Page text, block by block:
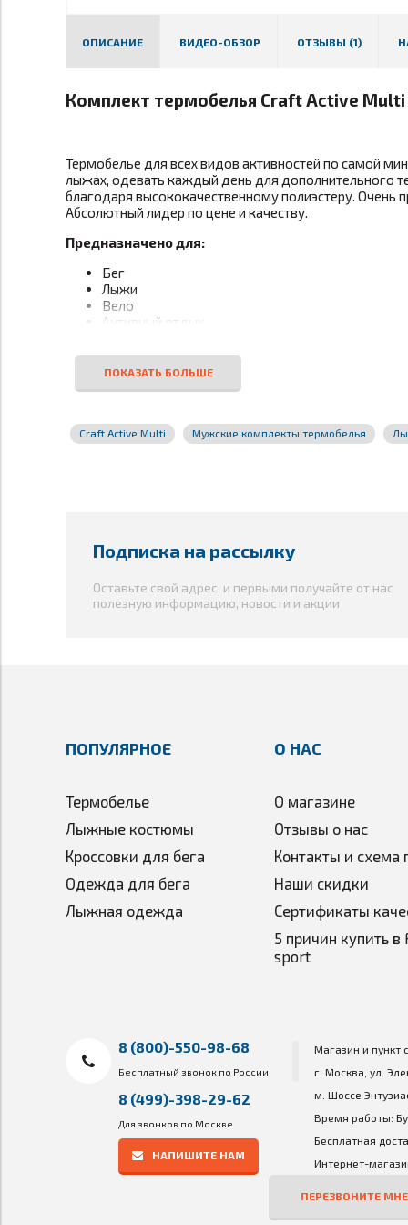
ОПИСАНИЕ ВИДЕО-ОБЗОР ОТЗЫВЫ (1)
Комплект термобелья Craft Active
Термобелье для всех видов активностей по самой
лыжах, одевать каждый день для дополнительного
благодаря высококачественному полиэстеру. Очень
Абсолютный лидер по цене и качеству.
Предназначено для:
Бег
Лыжи
Вело
Активный отдых
Игровые виды спорта
Craft Active Multi Мужские комплекты термобелья
Подписка на рассылку
Оставьте свой адрес, и первыми получайте от нас
полезную информацию, новости и акции
ПОПУЛЯРНОЕ
Термобелье
Лыжные костюмы
Кроссовки для бега
Одежда для бега
Лыжная одежда
О НАС
О магазине
Отзывы о нас
Контакты и схема
Наши скидки
Сертификаты
5 причин купить в
sport
8 (800)-550-98-68
Бесплатный звонок по России
8 (499)-398-29-62
Для звонков по Москве
НАПИШИТЕ НАМ
Магазин и пункт
г. Москва, ул.
м. Шоссе
Время работы:
Бесплатная
Интернет-
ПЕРЕЗВОНИТЕ МНЕ